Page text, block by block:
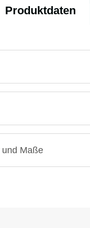
Produktdaten
und Maße